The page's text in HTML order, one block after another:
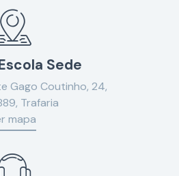
Sede
Gago Coutinho, 24,
Trafaria
mapa